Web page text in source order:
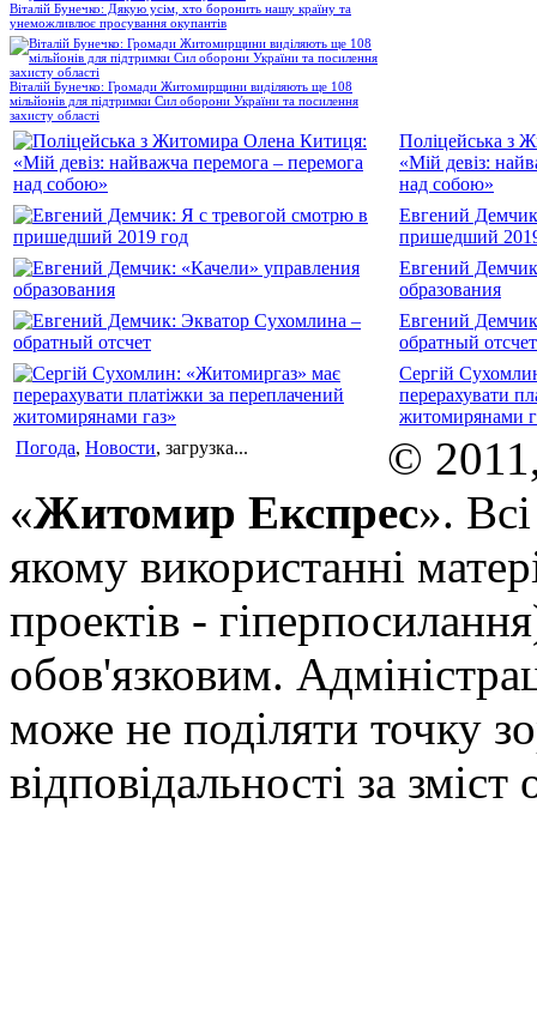
Віталій Бунечко: Дякую усім, хто боронить нашу країну та
унеможливлює просування окупантів
Віталій Бунечко: Громади Житомирщини виділяють ще 108
мільйонів для підтримки Сил оборони України та посилення
захисту області
Поліцейська з
«Мій девіз:
над собою»
Евгений
пришедший
Евгений
образования
Евгений
обратный отсчет
Сергій
перерахувати
житомирянами
Погода, Новости, загрузка...
©
«Житомир Експрес».
якому використанні
проектів -
обов'язковим.
може не поділяти точку
відповідальності за